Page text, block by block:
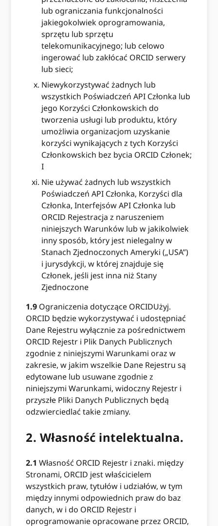
lub ograniczania funkcjonalności
jakiegokolwiek oprogramowania,
sprzętu lub sprzętu
telekomunikacyjnego; lub celowo
ingerować lub zakłócać ORCID serwery
lub sieci;
Niewykorzystywać żadnych lub
wszystkich Poświadczeń API Członka lub
jego Korzyści Członkowskich do
tworzenia usługi lub produktu, który
umożliwia organizacjom uzyskanie
korzyści wynikających z tych Korzyści
Członkowskich bez bycia ORCID Członek;
I
Nie używać żadnych lub wszystkich
Poświadczeń API Członka, Korzyści dla
Członka, Interfejsów API Członka lub
ORCID Rejestracja z naruszeniem
niniejszych Warunków lub w jakikolwiek
inny sposób, który jest nielegalny w
Stanach Zjednoczonych Ameryki („USA”)
i jurysdykcji, w której znajduje się
Członek, jeśli jest inna niż Stany
Zjednoczone
1.9 Ograniczenia dotyczące ORCIDUżyj.
ORCID będzie wykorzystywać i udostępniać
Dane Rejestru wyłącznie za pośrednictwem
ORCID Rejestr i Plik Danych Publicznych
zgodnie z niniejszymi Warunkami oraz w
zakresie, w jakim wszelkie Dane Rejestru są
edytowane lub usuwane zgodnie z
niniejszymi Warunkami, widoczny Rejestr i
przyszłe Pliki Danych Publicznych będą
odzwierciedlać takie zmiany.
2. Własność intelektualna.
2.1 Własność ORCID Rejestr i znaki. między
Stronami, ORCID jest właścicielem
wszystkich praw, tytułów i udziałów, w tym
między innymi odpowiednich praw do baz
danych, w i do ORCID Rejestr i
oprogramowanie opracowane przez ORCID,